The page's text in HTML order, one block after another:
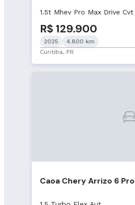
1.5t Mhev Pro Max Drive Cvt
R$ 129.900
2025
4.800 km
Curitiba, PR
Caoa Chery Arrizo 6 Pro